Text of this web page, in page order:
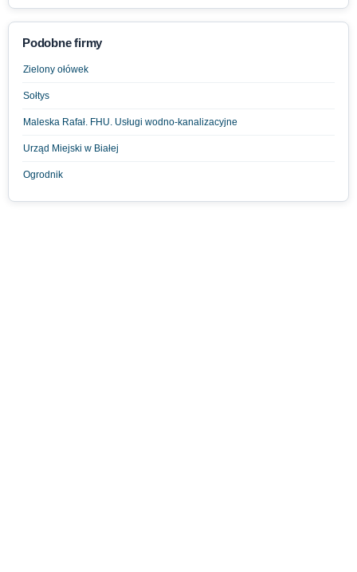
Podobne firmy
Zielony ołówek
Sołtys
Maleska Rafał. FHU. Usługi wodno-kanalizacyjne
Urząd Miejski w Białej
Ogrodnik